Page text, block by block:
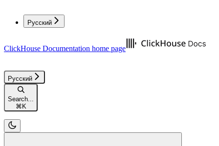
Русский
ClickHouse Documentation home page
Русский
Search...
⌘ K